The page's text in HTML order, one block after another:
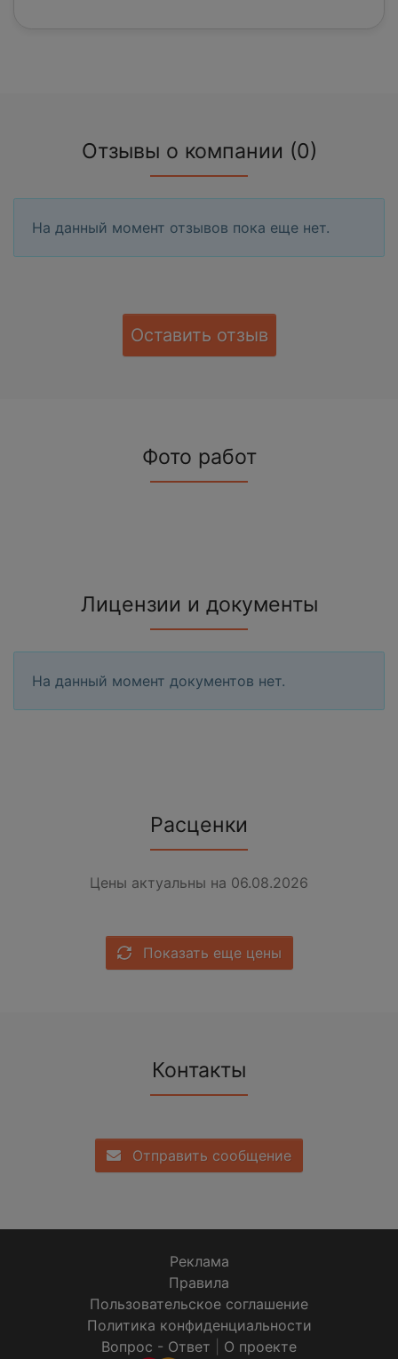
Отзывы о компании (0)
На данный момент отзывов пока еще нет.
Оставить отзыв
Фото работ
Лицензии и документы
На данный момент документов нет.
Расценки
Цены актуальны на 06.08.2026
Показать еще цены
Контакты
Отправить сообщение
Реклама
Правила
Пользовательское соглашение
Политика конфиденциальности
Вопрос - Ответ
О проекте